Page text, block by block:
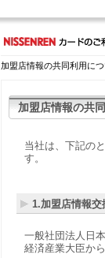
加盟店情報の共同利用に
加盟店情報の共
当社は、下記の
す。
1.加盟店情報交
一般社団法人日
経済産業大臣か